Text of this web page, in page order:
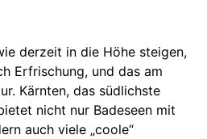
derzeit in die Höhe steigen,
Erfrischung, und das am
Kärnten, das südlichste
nicht nur Badeseen mit
auch viele „coole“